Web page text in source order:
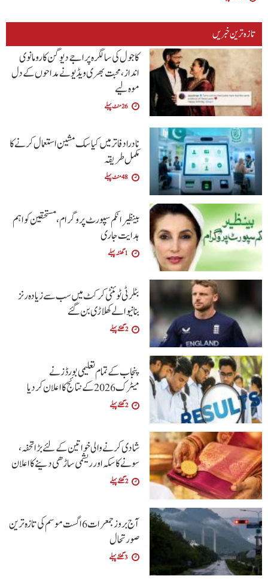
تازہ ترین خبریں
کاجول کی سالگرہ پر اجے دیوگن کا رومانوی
انداز، محبت بھری ویڈیو نے مداحوں کے دل
موہ لیے
26 منٹ پہلے
نادرا دفاتر میں کیاسک مشین استعمال کرنے کا
مکمل طریقہ
48 منٹ پہلے
بینظیر انکم سپورٹ پروگرام،مستحقین کو اہم
ہدایت جاری
1 گھنٹہ پہلے
بٹلر ٹی ٹوئنٹی کرکٹ میں سب سے زیادہ رنز
بنانیوالے کھلاڑی بن گئے
2 گھنٹے پہلے
پنجاب کے تمام تعلیمی بورڈ ز نے
میٹرک 2026 کے نتائج کا اعلان کردیا
2 گھنٹے پہلے
شادی کرنے والی خواتین کےلئے بڑا تحفہ،
سونے کا سکہ اور ریشمی ساڑھی دینے کا اعلان
2 گھنٹے پہلے
آج بروز جمعرات 6 اگست موسم کی تازہ ترین
صورتحال
3 گھنٹے پہلے